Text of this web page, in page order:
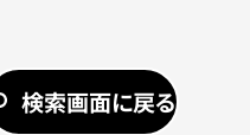
検索画面に戻る